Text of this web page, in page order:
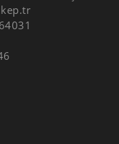
46 46